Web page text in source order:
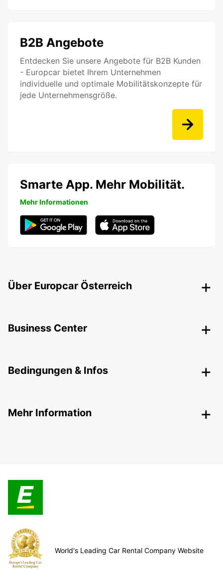
B2B Angebote
Entdecken Sie unsere Angebote für B2B Kunden
- Europcar bietet Ihrem Unternehmen
individuelle und optimale Mobilitätskonzepte für
jede Unternehmensgröße.
Smarte App. Mehr Mobilität.
Mehr Informationen
Über Europcar Österreich
Business Center
Bedingungen & Infos
Mehr Information
World's Leading Car Rental Company Website